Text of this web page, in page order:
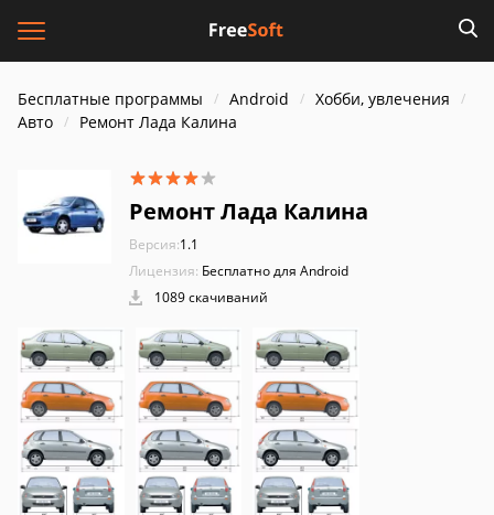
Бесплатные программы Android
Хобби, увлечения
Авто
Ремонт Лада Калина
Ремонт Лада Калина
Версия:1.1
Лицензия: Бесплатно для Android
1089 скачиваний